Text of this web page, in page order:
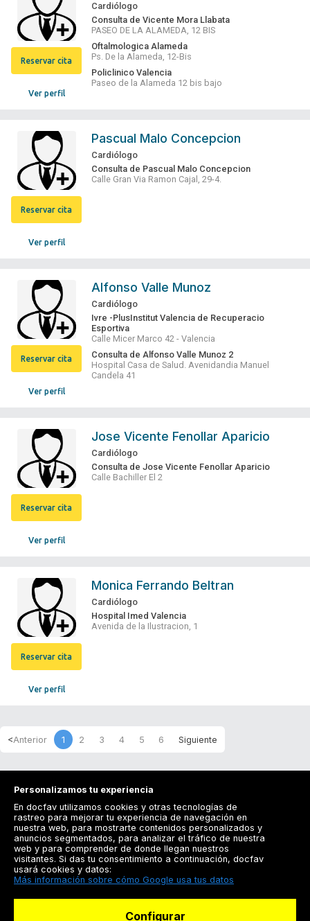
Ver perfil
Reservar cita
Cardiólogo
Consulta de Vicente Mora Llabata
PASEO DE LA ALAMEDA, 12 BIS
Oftalmologica Alameda
Ps. De la Alameda, 12-Bis
Policlinico Valencia
Paseo de la Alameda 12 bis bajo
Ver perfil
Reservar cita
Pascual Malo Concepcion
Cardiólogo
Consulta de Pascual Malo Concepcion
Calle Gran Via Ramon Cajal, 29-4.
Ver perfil
Reservar cita
Alfonso Valle Munoz
Cardiólogo
Ivre -PlusInstitut Valencia de Recuperacio
Esportiva
Calle Micer Marco 42 - Valencia
Consulta de Alfonso Valle Munoz 2
Hospital Casa de Salud. Avenidandia Manuel
Candela 41
Ver perfil
Reservar cita
Jose Vicente Fenollar Aparicio
Cardiólogo
Consulta de Jose Vicente Fenollar Aparicio
Calle Bachiller El 2
Ver perfil
Reservar cita
Monica Ferrando Beltran
Cardiólogo
Hospital Imed Valencia
Avenida de la Ilustracion, 1
1 2 3 4 5 6
Registrarse
Docfav
Personalizamos tu experiencia
En docfav utilizamos cookies y otras tecnologías de
rastreo para mejorar tu experiencia de navegación en
nuestra web, para mostrarte contenidos personalizados y
anuncios segmentados, para analizar el tráfico de nuestra
web y para comprender de donde llegan nuestros
visitantes. Si das tu consentimiento a continuación, docfav
usará cookies y datos:
Más información sobre cómo Google usa tus datos
Configurar